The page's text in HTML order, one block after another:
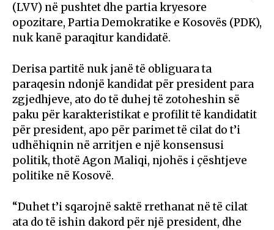
(LVV) në pushtet dhe partia kryesore
opozitare, Partia Demokratike e Kosovës (PDK),
nuk kanë paraqitur kandidatë.
Derisa partitë nuk janë të obliguara ta
paraqesin ndonjë kandidat për president para
zgjedhjeve, ato do të duhej të zotoheshin së
paku për karakteristikat e profilit të kandidatit
për president, apo për parimet të cilat do t’i
udhëhiqnin në arritjen e një konsensusi
politik, thotë Agon Maliqi, njohës i çështjeve
politike në Kosovë.
“Duhet t’i sqarojnë saktë rrethanat në të cilat
ata do të ishin dakord për një president, dhe